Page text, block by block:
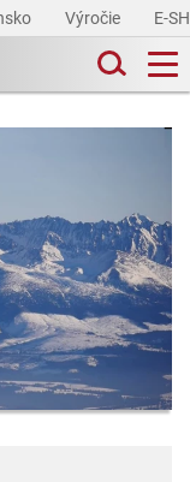
Výročie E-